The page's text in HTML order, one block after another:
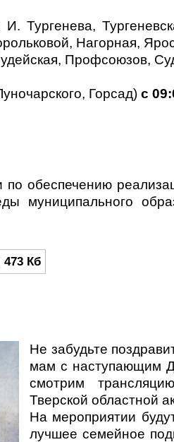
Тургенева,
Нагорная,
Профсоюзов,
Горсад) с
обеспечению
муниципального
473 Кб
Не забудьте
мам с наступающим
смотрим
Тверской областной
На мероприятии
лучшее семейное